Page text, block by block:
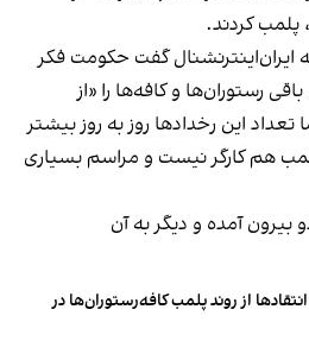
پلمب کردند.
ایران‌اینترنشنال گفت حکومت فکر
رستوران‌ها و کافه‌ها را «از
تعداد این رخدادها روز به روز بیشتر
هم کارگر نیست و مراسم بسیاری
بیرون آمده و دیگر به آن
از روند پلمب کافه‌رستوران‌ها در